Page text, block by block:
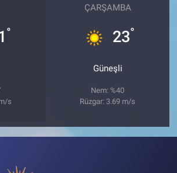
°
s
ÇARŞAMBA
23°
Güneşli
Nem: %40
Rüzgar: 3.69 m/s